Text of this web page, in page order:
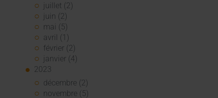
juillet (2)
juin (2)
mai (5)
avril (1)
février (2)
janvier (4)
2023
décembre (2)
novembre (5)